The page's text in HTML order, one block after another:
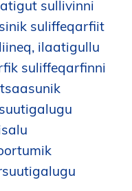
sullivinni
suliffeqarfiit
ilaatigullu
suliffeqarfinni